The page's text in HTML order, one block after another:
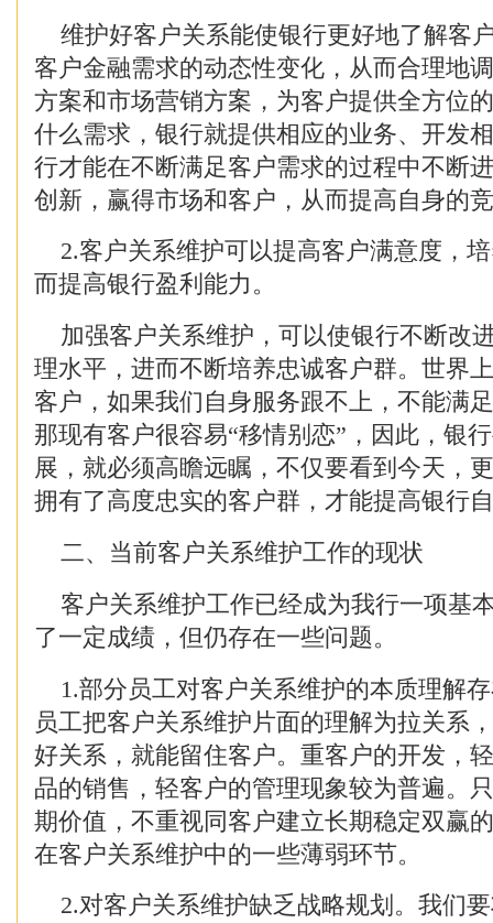
维护好客户关系能使银行更好地了解客
客户金融需求的动态性变化，从而合理地
方案和市场营销方案，为客户提供全方位
什么需求，银行就提供相应的业务、开发
行才能在不断满足客户需求的过程中不断
创新，赢得市场和客户，从而提高自身的
2.客户关系维护可以提高客户满意度，
而提高银行盈利能力。
加强客户关系维护，可以使银行不断改
理水平，进而不断培养忠诚客户群。世界
客户，如果我们自身服务跟不上，不能满
那现有客户很容易“移情别恋”，因此，银
展，就必须高瞻远瞩，不仅要看到今天，
拥有了高度忠实的客户群，才能提高银行
二、当前客户关系维护工作的现状
客户关系维护工作已经成为我行一项基
了一定成绩，但仍存在一些问题。
1.部分员工对客户关系维护的本质理解
员工把客户关系维护片面的理解为拉关系
好关系，就能留住客户。重客户的开发，
品的销售，轻客户的管理现象较为普遍。
期价值，不重视同客户建立长期稳定双赢
在客户关系维护中的一些薄弱环节。
2.对客户关系维护缺乏战略规划。我们